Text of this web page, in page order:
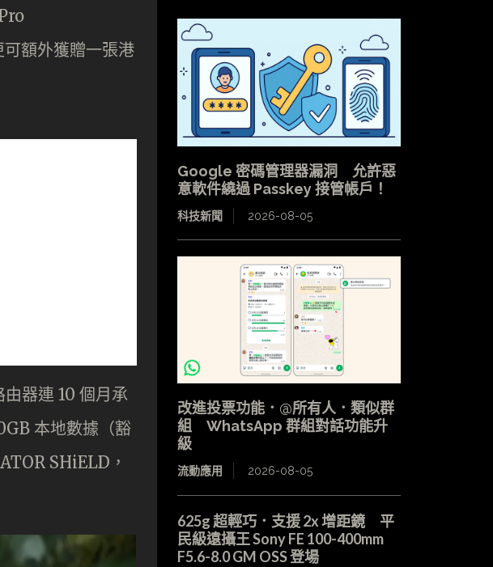
額外獲贈一張港
器連 10 個月承
本地數據（豁
SHiELD，
Google 密碼管理器漏洞 允許惡
意軟件繞過 Passkey 接管帳戶！
科技新聞 2026-08-05
改進投票功能．@所有人．類似群
組 WhatsApp 群組對話功能升
級
流動應用 2026-08-05
625g 超輕巧．支援 2x 增距鏡 平
民級遠攝王 Sony FE 100-400mm
F5.6-8.0 GM OSS 登場